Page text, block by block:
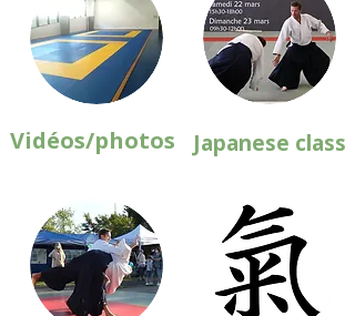
Vidéos/photos Japanese class